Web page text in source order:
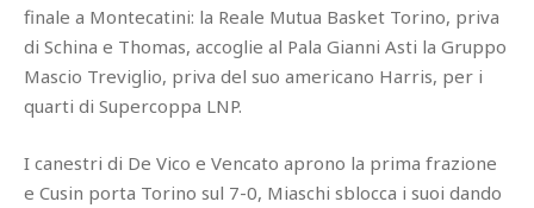
finale a Montecatini: la Reale Mutua Basket Torino, priva
di Schina e Thomas, accoglie al Pala Gianni Asti la Gruppo
Mascio Treviglio, priva del suo americano Harris, per i
quarti di Supercoppa LNP.
I canestri di De Vico e Vencato aprono la prima frazione
e Cusin porta Torino sul 7-0, Miaschi sblocca i suoi dando